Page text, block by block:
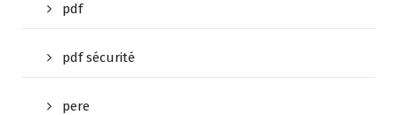
pdf
pdf sécurité
pere